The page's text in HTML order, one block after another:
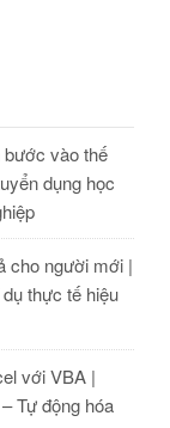
bước vào thế
dụng học
cho người mới |
thực tế hiệu
với VBA |
Tự động hóa